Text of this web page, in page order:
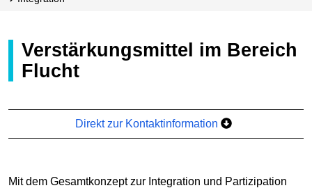
Verstärkungsmittel im Bereich
Flucht
Direkt zur Kontaktinformation
Mit dem Gesamtkonzept zur Integration und Partizipation